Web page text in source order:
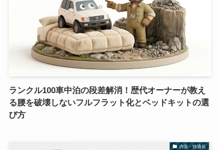
ランクル100車中泊の段差解消！歴代オーナーが教え
る腰を破壊しないフルフラット化とベッドキットの選
び方
内装・快適化